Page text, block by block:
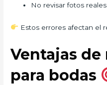
No revisar fotos reales
Estos errores afectan el
Ventajas
para bodas